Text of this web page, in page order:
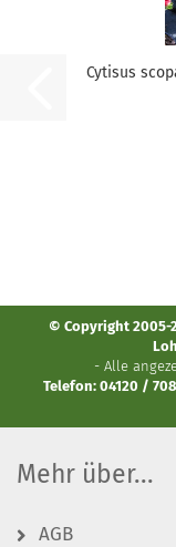
Cytisus
© Copyright 2005-
- Alle
Telefon: 04120 /
Mehr über...
AGB